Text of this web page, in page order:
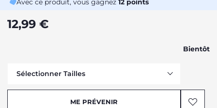
Avec ce produit, vous gagnez 12 points
12,99 €
Bientôt
Sélectionner Tailles
Me prévenir
ME PRÉVENIR